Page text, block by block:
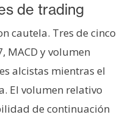
de trading
cautela. Tres de cinco
MACD y volumen
alcistas mientras el
El volumen relativo
de continuación